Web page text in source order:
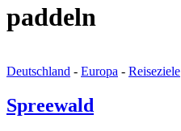
paddeln
Deutschland - Europa - Reiseziele
Spreewald